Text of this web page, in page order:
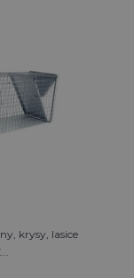
krysy, lasice